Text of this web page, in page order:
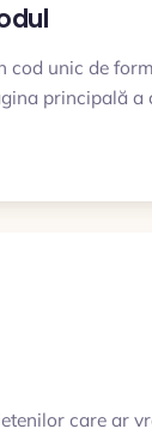
cod unic de
principală a
care ar